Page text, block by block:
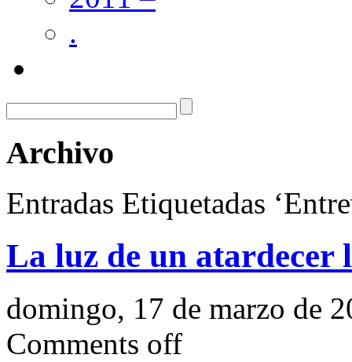
.
Archivo
Entradas Etiquetadas
La luz de un atardecer
domingo, 17 de marzo de
Comments off